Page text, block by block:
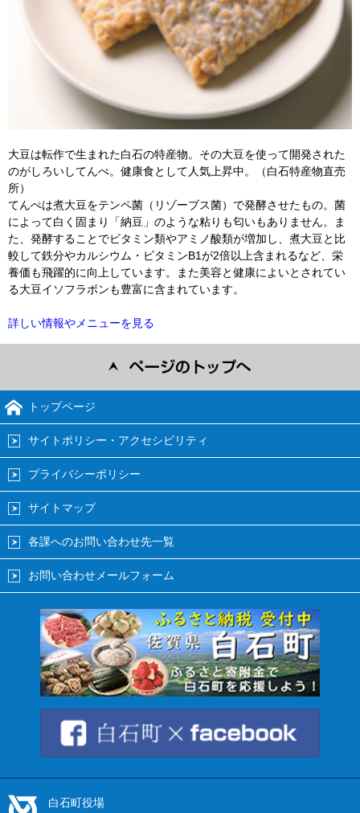
大豆は転作で生まれた白石の特産物。その大豆を使って開発された
のがしろいしてんぺ。健康食として人気上昇中。（白石特産物直売
所）
てんぺは煮大豆をテンペ菌（リゾーブス菌）で発酵させたもの。菌
によって白く固まり「納豆」のような粘りも匂いもありません。ま
た、発酵することでビタミン類やアミノ酸類が増加し、煮大豆と比
較して鉄分やカルシウム・ビタミンB1が2倍以上含まれるなど、栄
養価も飛躍的に向上しています。また美容と健康によいとされてい
る大豆イソフラボンも豊富に含まれています。
詳しい情報やメニューを見る
トップページ
サイトポリシー・アクセシビリティ
プライバシーポリシー
サイトマップ
各課へのお問い合わせ先一覧
お問い合わせメールフォーム
白石町役場